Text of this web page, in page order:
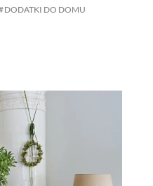
DODATKI DO DOMU